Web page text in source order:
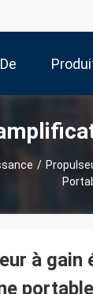
/
à gain